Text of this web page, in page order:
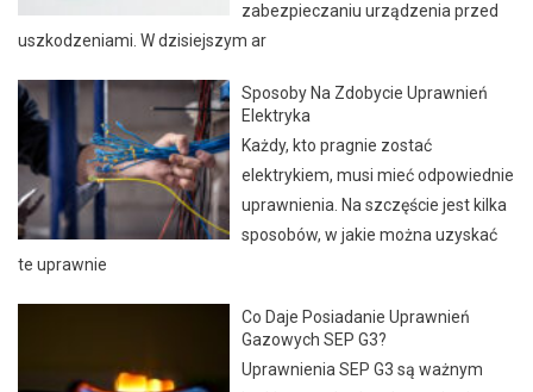
zabezpieczaniu urządzenia przed
uszkodzeniami. W dzisiejszym ar
Sposoby Na Zdobycie Uprawnień
Elektryka
Każdy, kto pragnie zostać
elektrykiem, musi mieć odpowiednie
uprawnienia. Na szczęście jest kilka
sposobów, w jakie można uzyskać
te uprawnie
Co Daje Posiadanie Uprawnień
Gazowych SEP G3?
Uprawnienia SEP G3 są ważnym